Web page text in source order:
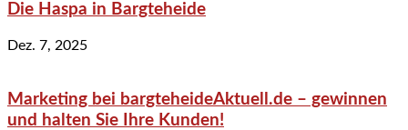
Die Haspa in Bargteheide
Dez. 7, 2025
Marketing bei bargteheideAktuell.de – gewinnen
und halten Sie Ihre Kunden!